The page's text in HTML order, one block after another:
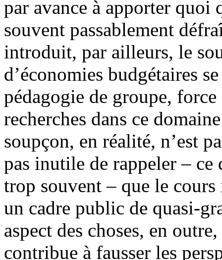
par avance à apporter quoi
souvent passablement
introduit, par ailleurs, le
d’économies budgétaires
pédagogie de groupe,
recherches dans ce
soupçon, en réalité, n’est
pas inutile de rappeler – ce
trop souvent – que le
un cadre public de quasi-
aspect des choses, en
contribue à fausser les